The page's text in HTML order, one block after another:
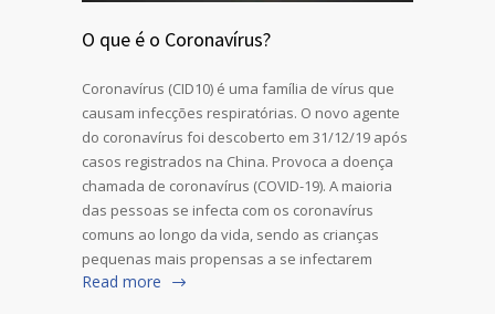
O que é o Coronavírus?
Coronavírus (CID10) é uma família de vírus que
causam infecções respiratórias. O novo agente
do coronavírus foi descoberto em 31/12/19 após
casos registrados na China. Provoca a doença
chamada de coronavírus (COVID-19). A maioria
das pessoas se infecta com os coronavírus
comuns ao longo da vida, sendo as crianças
pequenas mais propensas a se infectarem
Read more